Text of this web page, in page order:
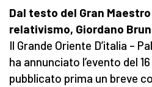
Dal testo del Gran Maestro
relativismo, Giordano
Il Grande Oriente D’italia –
ha annunciato l’evento del
pubblicato prima un breve